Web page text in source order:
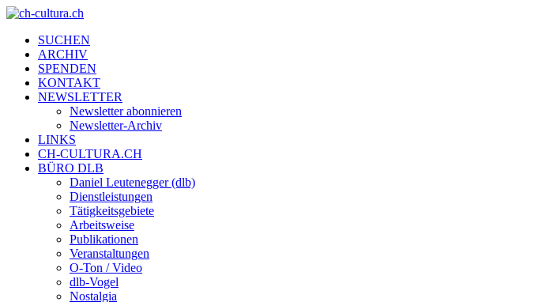
SUCHEN
ARCHIV
SPENDEN
KONTAKT
NEWSLETTER
Newsletter abonnieren
Newsletter-Archiv
LINKS
CH-CULTURA.CH
BÜRO DLB
Daniel Leutenegger (dlb)
Dienstleistungen
Tätigkeitsgebiete
Arbeitsweise
Publikationen
Veranstaltungen
O-Ton / Video
dlb-Vogel
Nostalgia